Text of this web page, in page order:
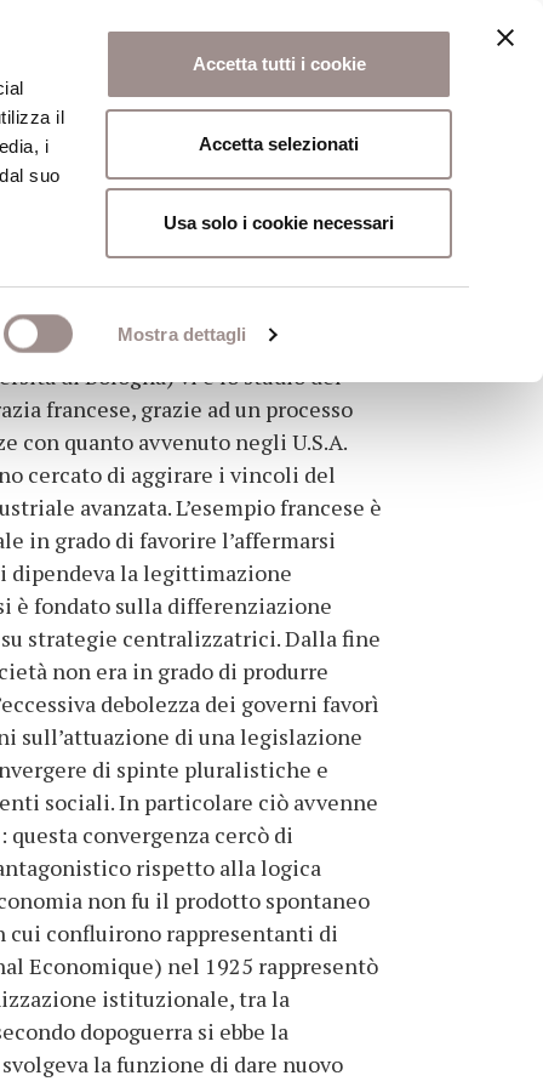
il
i
suo
Mostra dettagli
Accetta tutti i cookie
Accetta selezionati
Usa solo i cookie necessari
Scuola Alti Studi
di Bologna) vi è lo studio del
francese, grazie ad un processo
con quanto avvenuto negli U.S.A.
cercato di aggirare i vincoli del
avanzata. L’esempio francese è
in grado di favorire l’affermarsi
dipendeva la legittimazione
è fondato sulla differenziazione
strategie centralizzatrici. Dalla fine
non era in grado di produrre
debolezza dei governi favorì
sull’attuazione di una legislazione
di spinte pluralistiche e
sociali. In particolare ciò avvenne
convergenza cercò di
rispetto alla logica
non fu il prodotto spontaneo
cui confluirono rappresentanti di
Economique) nel 1925 rappresentò
istituzionale, tra la
dopoguerra si ebbe la
la funzione di dare nuovo